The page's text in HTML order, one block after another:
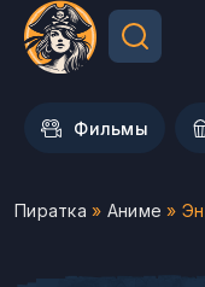
Фильмы
Пиратка » Аниме »